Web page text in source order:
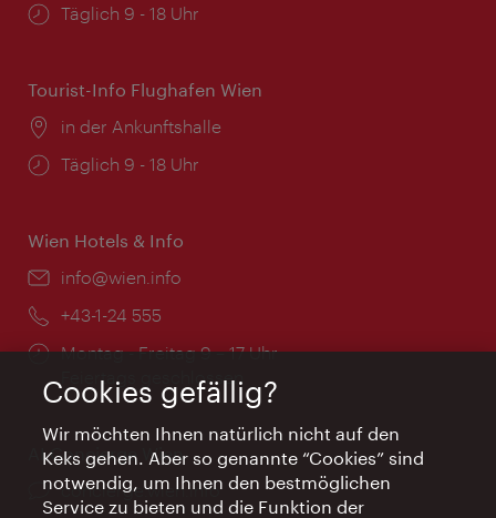
Öffnungszeiten:
Täglich 9 - 18 Uhr
Tourist-Info Flughafen Wien
Ort:
in der Ankunftshalle
Öffnungszeiten:
Täglich 9 - 18 Uhr
Wien Hotels & Info
Email:
info@wien.info
Telefon:
+43-1-24 555
Öffnungszeiten:
Montag - Freitag 9 – 17 Uhr
Feiertags geschlossen
AI Concierge Wien
Ort:
concierge.wien.info
Cookies gefällig?
Wir möchten Ihnen natürlich nicht auf den
Keks gehen. Aber so genannte “Cookies” sind
notwendig, um Ihnen den bestmöglichen
Service zu bieten und die Funktion der